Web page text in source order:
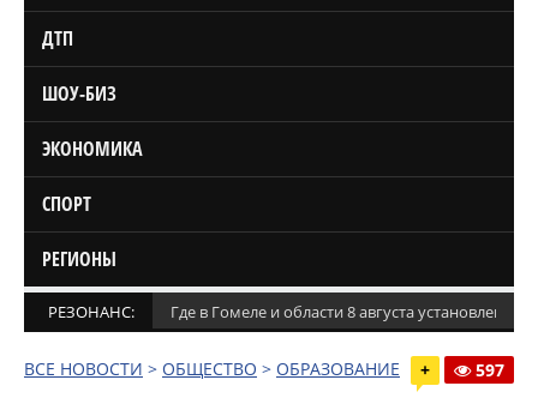
ДТП
ШОУ-БИЗ
ЭКОНОМИКА
СПОРТ
РЕГИОНЫ
РЕЗОНАНС: Где в Гомеле и области 8 августа установлены
ВСЕ НОВОСТИ > ОБЩЕСТВО > ОБРАЗОВАНИЕ + 597